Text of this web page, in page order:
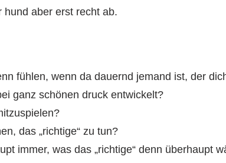
aber erst recht ab.
fühlen, wenn da dauernd jemand ist, der
ganz schönen druck entwickelt?
das „richtige“ zu tun?
immer, was das „richtige“ denn überhaupt